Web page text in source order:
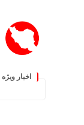
اخبار